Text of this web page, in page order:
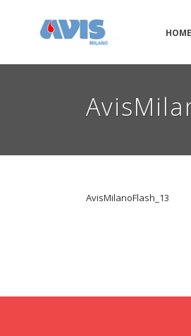
HOME
AvisMilanoFlash_13